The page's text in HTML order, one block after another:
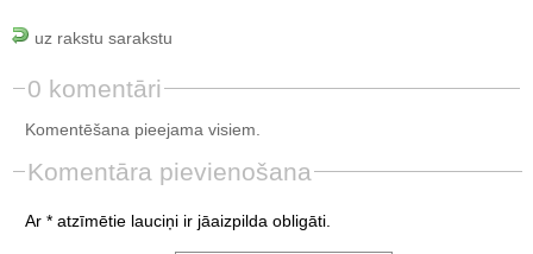
uz rakstu sarakstu
0 komentāri
Komentēšana pieejama visiem.
Komentāra pievienošana
Ar * atzīmētie lauciņi ir jāaizpilda obligāti.